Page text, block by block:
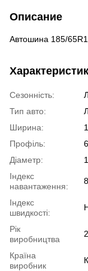
Описание
Автошина 185/
Сезонність:
Тип авто:
Ширина:
Профіль:
Діаметр:
Індекс
навантаження:
Індекс
швидкості:
Рік
виробництва
Країна
виробник